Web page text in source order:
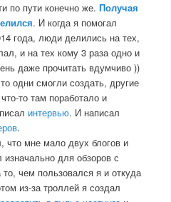
по пути конечно же.Получая
. И когда я помогал
года, люди делились на тех,
и на тех кому 3 раза одно и
даже прочитать вдумчиво ))
одни смогли создать, другие
то там поработало и
интервью. И написал
.
что мне мало двух блогов и
для обзоров с
чем пользовался я и откуда
из-за троллей я создал